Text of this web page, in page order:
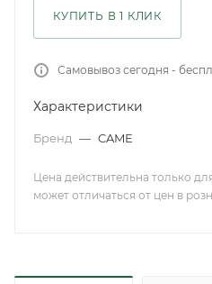
КУПИТЬ В 1 КЛИК
Самовывоз сегодня -
Характеристики
Бренд — CAME
Цена действительна только
может отличаться от цен в